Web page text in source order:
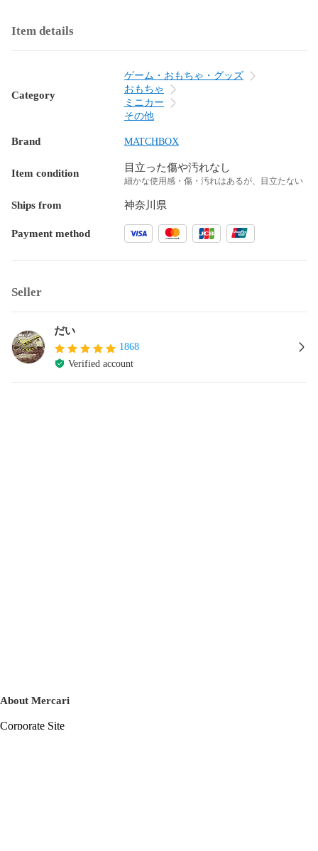
Item details
Category
ゲーム・おもちゃ・グッズ
おもちゃ
ミニカー
その他
Brand MATCHBOX
Item condition 目立った傷や汚れなし
細かな使用感・傷・汚れはあるが、目立たない
Ships from 神奈川県
Payment method
Seller
だい
1868
Verified account
About Mercari
Corporate Site